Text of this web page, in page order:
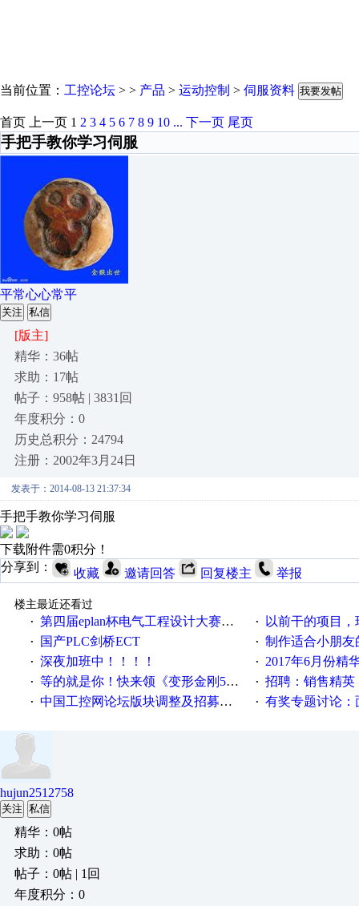
当前位置： 工控论坛 > > 产品 > 运动控制 > 伺服资料 我要发帖
首页 上一页 1 2 3 4 5 6 7 8 9 10 ... 下一页 尾页
手把手教你学习伺服
平常心心常平
关注 私信
[版主]
精华：36帖
求助：17帖
帖子：958帖 | 3831回
年度积分：0
历史总积分：24794
注册：2002年3月24日
发表于：2014-08-13 21:37:34
手把手教你学习伺服
下载附件需0积分！
分享到：
收藏 邀请回答 回复楼主 举报
楼主最近还看过
· 第四届eplan杯电气工程设计大赛报名啦！！！ · 以前干的项目，现在不
· 国产PLC剑桥ECT · 制作适合小朋友
· 深夜加班中！！！！ · 2017年6月份精
· 等的就是你！快来领《变形金刚5》观影券 · 招聘：销售精英
· 中国工控网论坛版块调整及招募版主公告 · 有奖专题讨论：面对低压变
hujun2512758
关注 私信
精华：0帖
求助：0帖
帖子：0帖 | 1回
年度积分：0